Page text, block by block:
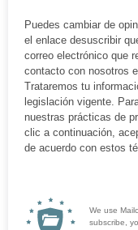
Puedes cambiar de
el enlace desuscribir
correo electrónico que
contacto con nosotros
Trataremos tu
legislación vigente.
nuestras prácticas de
clic a continuación,
de acuerdo con estos
We use
subscribe,